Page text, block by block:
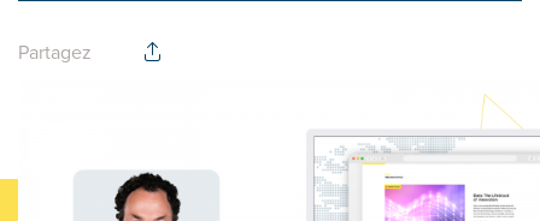
Partagez